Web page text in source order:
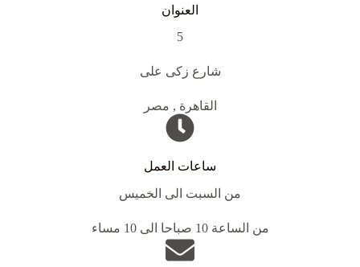
العنوان
5
شارع زكى على
القاهرة , مصر
ساعات العمل
من السبت الى الخميس
من الساعة 10 صباحا الى 10 مساء